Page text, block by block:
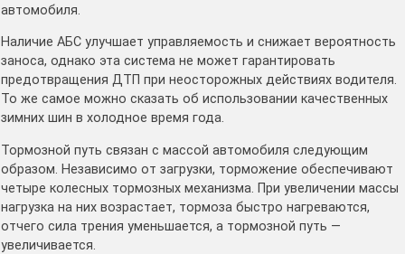
автомобиля.
Наличие АБС улучшает управляемость и снижает вероятность
заноса, однако эта система не может гарантировать
предотвращения ДТП при неосторожных действиях водителя.
То же самое можно сказать об использовании качественных
зимних шин в холодное время года.
Тормозной путь связан с массой автомобиля следующим
образом. Независимо от загрузки, торможение обеспечивают
четыре колесных тормозных механизма. При увеличении массы
нагрузка на них возрастает, тормоза быстро нагреваются,
отчего сила трения уменьшается, а тормозной путь —
увеличивается.